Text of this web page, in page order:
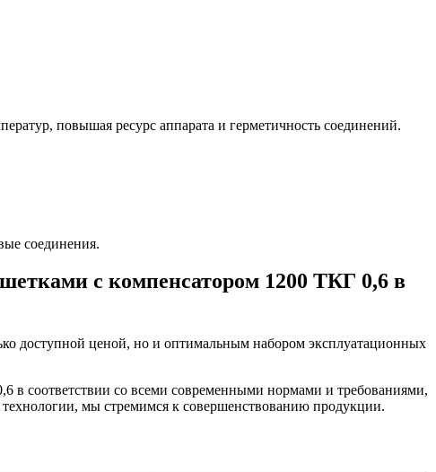
повышая ресурс аппарата и герметичность соединений.
соединения.
с компенсатором 1200 ТКГ 0,6 в
доступной ценой, но и оптимальным набором эксплуатационных
в соответствии со всеми современными нормами и требованиями,
технологии, мы стремимся к совершенствованию продукции.